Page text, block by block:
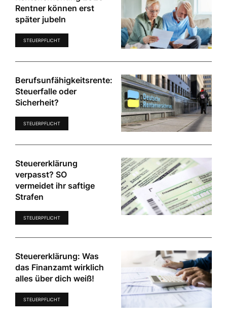
Rentner können erst
später jubeln
STEUERPFLICHT
Berufsunfähigkeitsrente:
Steuerfalle oder
Sicherheit?
STEUERPFLICHT
Steuererklärung
verpasst? SO
vermeidet ihr saftige
Strafen
STEUERPFLICHT
Steuererklärung: Was
das Finanzamt wirklich
alles über dich weiß!
STEUERPFLICHT